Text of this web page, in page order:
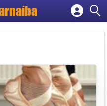
empresa
conta